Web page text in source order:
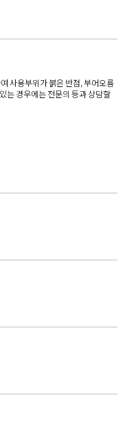
사용부위가 붉은 반점, 부어오름
는 경우에는 전문의 등과 상담할